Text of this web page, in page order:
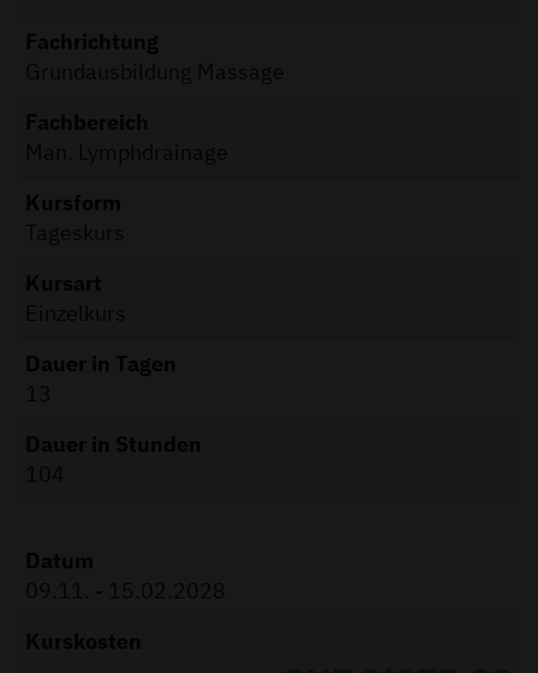
Fachrichtung
Grundausbildung Massage
Kursform
Tageskurs
Dauer in Tagen
13
Datum
09.11. - 15.02.2028